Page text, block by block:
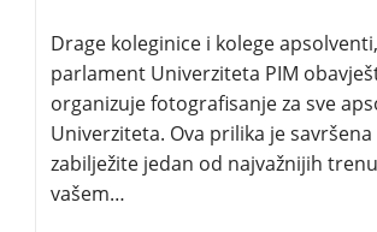
Drage koleginice i kolege
parlament Univerziteta PIM
organizuje fotografisanje za sve
Univerziteta. Ova prilika je savršena
zabilježite jedan od najvažnijih
vašem…